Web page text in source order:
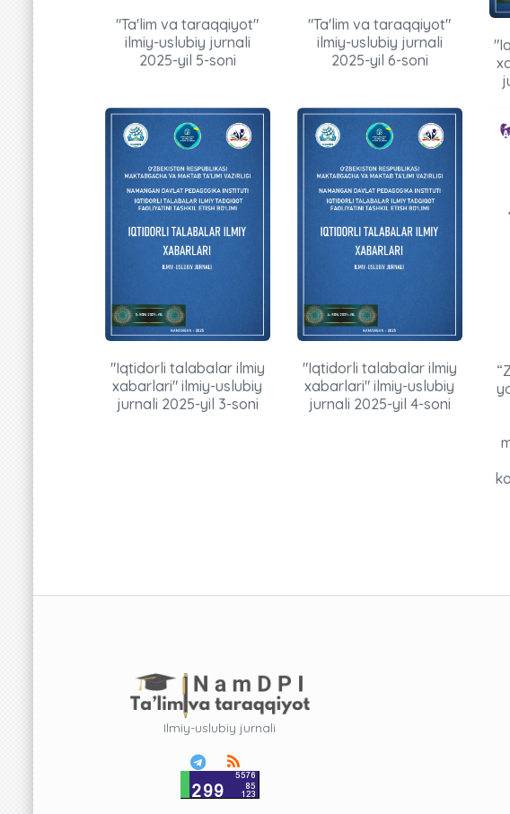
"Ta'lim va taraqqiyot"
ilmiy-uslubiy jurnali
2025-yil 5-soni
"Ta'lim va taraqqiyot"
ilmiy-uslubiy jurnali
2025-yil 6-soni
"Iqtidorli talabalar ilmiy
xabarlari" ilmiy-uslubiy
jurnali 2025-yil 3-soni
"Iqtidorli talabalar ilmiy
xabarlari" ilmiy-uslubiy
jurnali 2025-yil 4-soni
Ilmiy-uslubiy jurnali